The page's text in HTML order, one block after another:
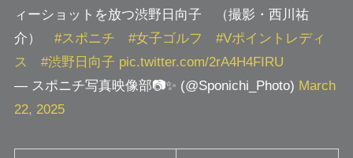
ィーショットを放つ渋野日向子 （撮影・西川祐
介） #スポニチ #女子ゴルフ
#Vポイントレディ
ス
#渋野日向子 pic.twitter.com/2rA4H4FIRU
— スポニチ写真映像部📷✨ (@Sponichi_Photo) March
22, 2025